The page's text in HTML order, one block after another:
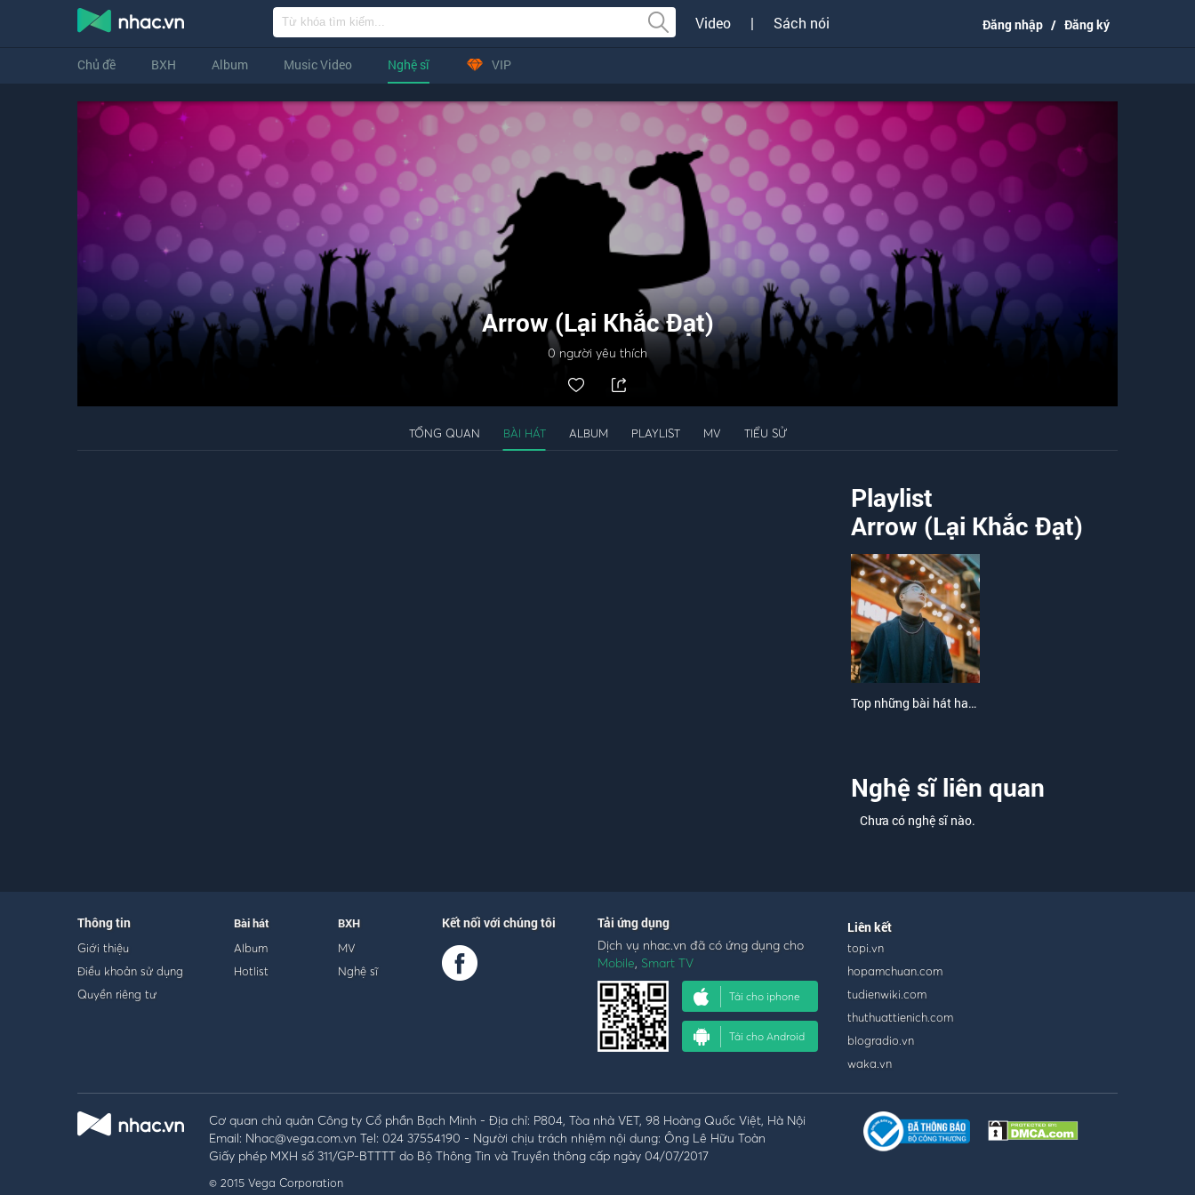
Video | Sách nói Đăng nhập / Đăng ký
Chủ đề BXH Album Music Video Nghệ sĩ VIP
Arrow (Lại Khắc Đạt)
0 người yêu thích
TỔNG QUAN BÀI HÁT ALBUM PLAYLIST MV TIỂU SỬ
Playlist
Arrow (Lại Khắc Đạt)
Top những bài hát hay nhất của Arrow (Lại Khắc Đạt)
Nghệ sĩ liên quan
Chưa có nghệ sĩ nào.
Thông tin
Giới thiệu
Điều khoản sử dụng
Quyền riêng tư
Bài hát
Album
Hotlist
BXH
MV
Nghệ sĩ
Kết nối với chúng tôi Tải ứng dụng
Dịch vụ nhac.vn đã có ứng dụng cho
Mobile, Smart TV
Tải cho iphone
Tải cho Android
Liên kết
topi.vn
hopamchuan.com
tudienwiki.com
thuthuattienich.com
blogradio.vn
waka.vn
Cơ quan chủ quản Công ty Cổ phần Bạch Minh - Địa chỉ: P804, Tòa nhà VET, 98 Hoàng Quốc Việt, Hà Nội
Email: Nhac@vega.com.vn Tel: 024 37554190 - Người chịu trách nhiệm nội dung: Ông Lê Hữu Toàn
Giấy phép MXH số 311/GP-BTTTT do Bộ Thông Tin và Truyền thông cấp ngày 04/07/2017
© 2015 Vega Corporation